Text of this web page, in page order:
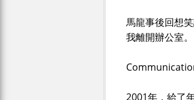
馬龍事後回想
我離開辦公室。
2001年，給了